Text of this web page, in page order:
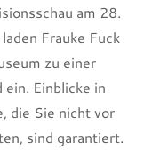
am 28.
Frauke Fuck
zu einer
ein. Einblicke in
die Sie nicht vor
sind garantiert.